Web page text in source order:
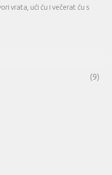
vrata, ući ću i večerat ću s
(9)